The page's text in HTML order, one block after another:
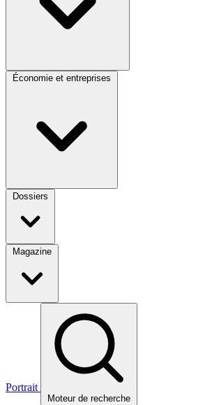
Économie et entreprises
Dossiers
Magazine
Portrait
Moteur de recherche